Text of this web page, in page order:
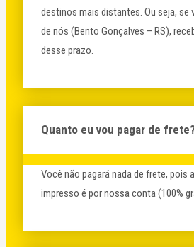
destinos mais distantes. Ou seja, se
de nós (Bento Gonçalves – RS),
desse prazo.
Quanto eu vou pagar de
Você não pagará nada de frete, pois
impresso é por nossa conta (100%